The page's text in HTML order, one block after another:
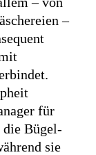
–
für
die Bügel-
sie